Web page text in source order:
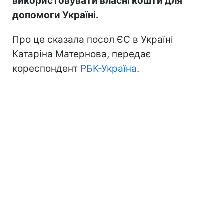
допомоги Україні.
Про це сказала посол ЄС в Україні
Катаріна Матернова, передає
кореспондент РБК-Україна.